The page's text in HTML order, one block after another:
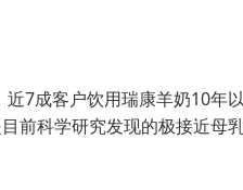
7成客户饮用瑞康羊奶10年
前科学研究发现的极接近母